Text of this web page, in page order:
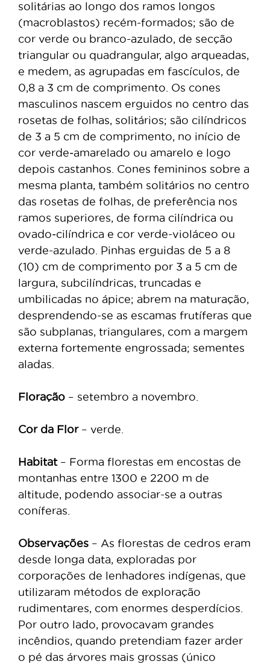
solitárias ao longo dos ramos longos
(macroblastos) recém-formados; são de
cor verde ou branco-azulado, de secção
triangular ou quadrangular, algo arqueadas,
e medem, as agrupadas em fascículos, de
0,8 a 3 cm de comprimento. Os cones
masculinos nascem erguidos no centro das
rosetas de folhas, solitários; são cilíndricos
de 3 a 5 cm de comprimento, no início de
cor verde‑amarelado ou amarelo e logo
depois castanhos. Cones femininos sobre a
mesma planta, também solitários no centro
das rosetas de folhas, de preferência nos
ramos superiores, de forma cilíndrica ou
ovado‑cilíndrica e cor verde-violáceo ou
verde-azulado. Pinhas erguidas de 5 a 8
(10) cm de comprimento por 3 a 5 cm de
largura, subcilíndricas, truncadas e
umbilicadas no ápice; abrem na maturação,
desprendendo-se as escamas frutíferas que
são subplanas, triangulares, com a margem
externa fortemente engrossada; sementes
aladas.
Floração – setembro a novembro.
Cor da Flor– verde.
Habitat– Forma florestas em encostas de
montanhas entre 1300 e 2200 m de
altitude, podendo associar-se a outras
coníferas.
Observações – As florestas de cedros eram
desde longa data, exploradas por
corporações de lenhadores indígenas, que
utilizaram métodos de exploração
rudimentares, com enormes desperdícios.
Por outro lado, provocavam grandes
incêndios, quando pretendiam fazer arder
o pé das árvores mais grossas (único